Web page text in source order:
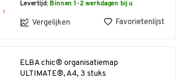
Levertijd:Binnen 1-2 werkdagen bij u
Vergelijken Favorietenlijst
ELBA chic® organisatiemap
ULTIMATE®, A4, 3 stuks